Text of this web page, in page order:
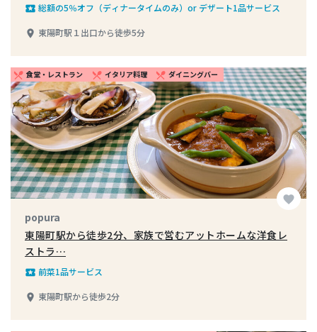
local_play 総額の5％オフ（ディナータイムのみ）or デザート1品サービス
place 東陽町駅１出口から徒歩5分
restaurant_menu 食堂・レストラン restaurant_menu イタリア料理 restaurant_menu ダイニングバー
favorite
popura
東陽町駅から徒歩2分、家族で営むアットホームな洋食レ
ストラ…
local_play 前菜1品サービス
place 東陽町駅から徒歩2分